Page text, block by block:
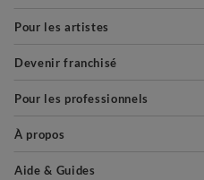
Pour les artistes
Devenir franchisé
Pour les professionnels
À propos
Aide & Guides